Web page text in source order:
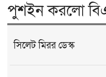
পুশইন করলো
সিলেট মিরর ডেস্ক